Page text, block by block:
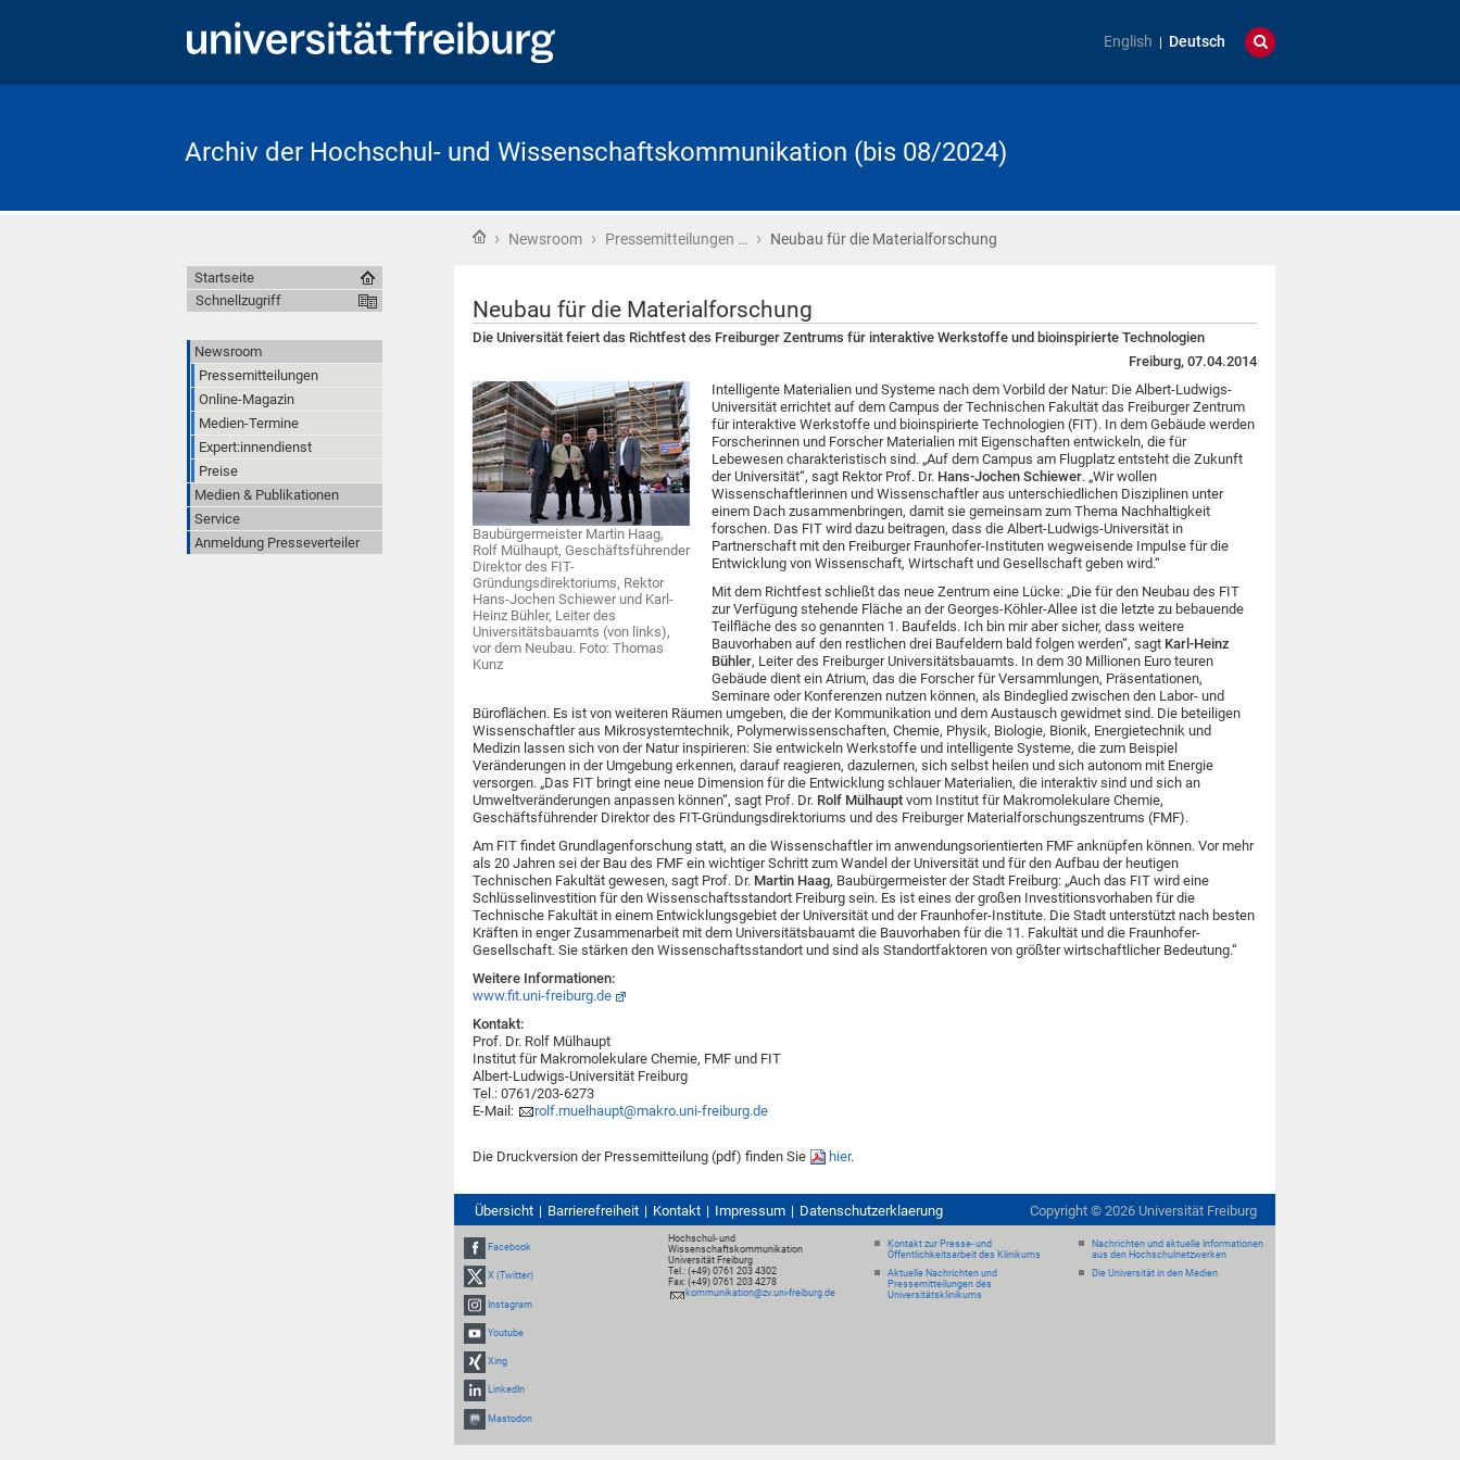
English Deutsch
Archiv der Hochschul- und Wissenschaftskommunikation (bis 08/2024)
Startseite
› Newsroom › Pressemitteilungen … › Neubau für die Materialforschung
Neubau für die Materialforschung
Die Universität feiert das Richtfest des Freiburger Zentrums für interaktive Werkstoffe und bioinspirierte Technologien
Freiburg, 07.04.2014
Baubürgermeister Martin Haag,
Rolf Mülhaupt, Geschäftsführender
Direktor des FIT-
Gründungsdirektoriums, Rektor
Hans-Jochen Schiewer und Karl-
Heinz Bühler, Leiter des
Universitätsbauamts (von links),
vor dem Neubau. Foto: Thomas
Kunz
Intelligente Materialien und Systeme nach dem Vorbild der Natur: Die Albert-Ludwigs-
Universität errichtet auf dem Campus der Technischen Fakultät das Freiburger Zentrum
für interaktive Werkstoffe und bioinspirierte Technologien (FIT). In dem Gebäude werden
Forscherinnen und Forscher Materialien mit Eigenschaften entwickeln, die für
Lebewesen charakteristisch sind. „Auf dem Campus am Flugplatz entsteht die Zukunft
der Universität“, sagt Rektor Prof. Dr. Hans-Jochen Schiewer. „Wir wollen
Wissenschaftlerinnen und Wissenschaftler aus unterschiedlichen Disziplinen unter
einem Dach zusammenbringen, damit sie gemeinsam zum Thema Nachhaltigkeit
forschen. Das FIT wird dazu beitragen, dass die Albert-Ludwigs-Universität in
Partnerschaft mit den Freiburger Fraunhofer-Instituten wegweisende Impulse für die
Entwicklung von Wissenschaft, Wirtschaft und Gesellschaft geben wird.“
Mit dem Richtfest schließt das neue Zentrum eine Lücke: „Die für den Neubau des FIT
zur Verfügung stehende Fläche an der Georges-Köhler-Allee ist die letzte zu bebauende
Teilfläche des so genannten 1. Baufelds. Ich bin mir aber sicher, dass weitere
Bauvorhaben auf den restlichen drei Baufeldern bald folgen werden“, sagt Karl-Heinz
Bühler, Leiter des Freiburger Universitätsbauamts. In dem 30 Millionen Euro teuren
Gebäude dient ein Atrium, das die Forscher für Versammlungen, Präsentationen,
Seminare oder Konferenzen nutzen können, als Bindeglied zwischen den Labor- und
Büroflächen. Es ist von weiteren Räumen umgeben, die der Kommunikation und dem Austausch gewidmet sind. Die beteiligen
Wissenschaftler aus Mikrosystemtechnik, Polymerwissenschaften, Chemie, Physik, Biologie, Bionik, Energietechnik und
Medizin lassen sich von der Natur inspirieren: Sie entwickeln Werkstoffe und intelligente Systeme, die zum Beispiel
Veränderungen in der Umgebung erkennen, darauf reagieren, dazulernen, sich selbst heilen und sich autonom mit Energie
versorgen. „Das FIT bringt eine neue Dimension für die Entwicklung schlauer Materialien, die interaktiv sind und sich an
Umweltveränderungen anpassen können“, sagt Prof. Dr. Rolf Mülhaupt vom Institut für Makromolekulare Chemie,
Geschäftsführender Direktor des FIT-Gründungsdirektoriums und des Freiburger Materialforschungszentrums (FMF).
Am FIT findet Grundlagenforschung statt, an die Wissenschaftler im anwendungsorientierten FMF anknüpfen können. Vor mehr
als 20 Jahren sei der Bau des FMF ein wichtiger Schritt zum Wandel der Universität und für den Aufbau der heutigen
Technischen Fakultät gewesen, sagt Prof. Dr. Martin Haag, Baubürgermeister der Stadt Freiburg: „Auch das FIT wird eine
Schlüsselinvestition für den Wissenschaftsstandort Freiburg sein. Es ist eines der großen Investitionsvorhaben für die
Technische Fakultät in einem Entwicklungsgebiet der Universität und der Fraunhofer-Institute. Die Stadt unterstützt nach besten
Kräften in enger Zusammenarbeit mit dem Universitätsbauamt die Bauvorhaben für die 11. Fakultät und die Fraunhofer-
Gesellschaft. Sie stärken den Wissenschaftsstandort und sind als Standortfaktoren von größter wirtschaftlicher Bedeutung.“
Weitere Informationen:
www.fit.uni-freiburg.de
Kontakt:
Prof. Dr. Rolf Mülhaupt
Institut für Makromolekulare Chemie, FMF und FIT
Albert-Ludwigs-Universität Freiburg
Tel.: 0761/203-6273
E-Mail:
rolf.muelhaupt@makro.uni-freiburg.de
Die Druckversion der Pressemitteilung (pdf) finden Sie hier.
Startseite
Schnellzugriff
Newsroom
Pressemitteilungen
Online-Magazin
Medien-Termine
Expert:innendienst
Preise
Medien & Publikationen
Service
Anmeldung Presseverteiler
Übersicht Barrierefreiheit Kontakt Impressum Datenschutzerklaerung Copyright © 2026 Universität Freiburg
Facebook
X (Twitter)
Instagram
Youtube
Xing
LinkedIn
Mastodon
Hochschul- und
Wissenschaftskommunikation
Universität Freiburg
Tel.: (+49) 0761 203 4302
Fax: (+49) 0761 203 4278
kommunikation@zv.uni-freiburg.de
Kontakt zur Presse- und
Öffentlichkeitsarbeit des Klinikums
Aktuelle Nachrichten und
Pressemitteilungen des
Universitätsklinikums
Nachrichten und aktuelle Informationen
aus den Hochschulnetzwerken
Die Universität in den Medien